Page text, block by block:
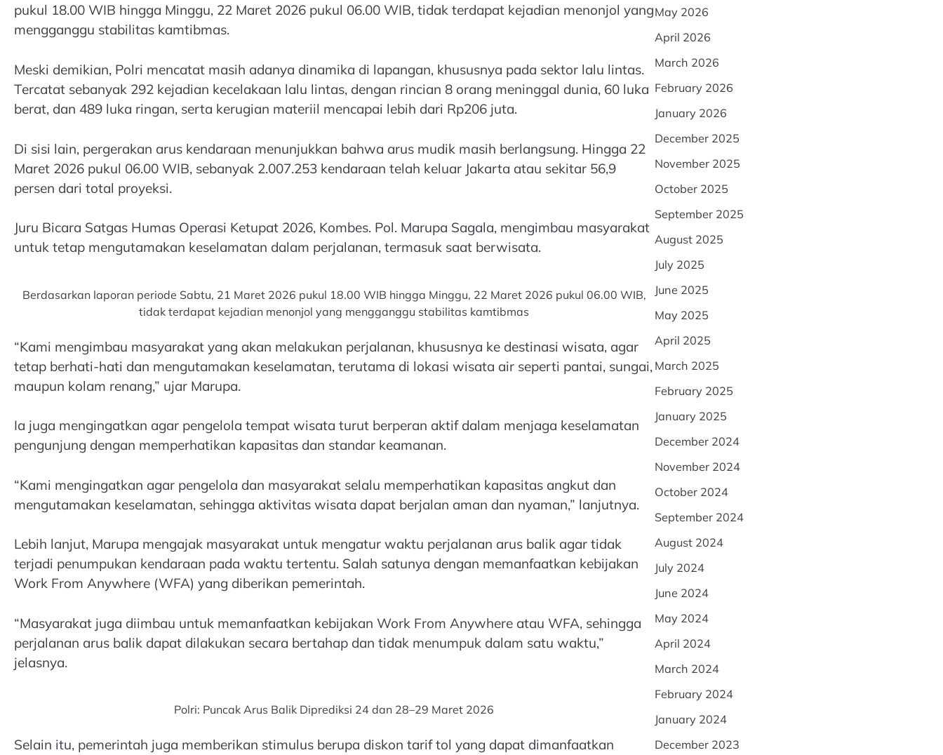
pukul 18.00 WIB hingga Minggu, 22 Maret 2026 pukul 06.00 WIB, tidak terdapat kejadian menonjol yang
mengganggu stabilitas kamtibmas.
Meski demikian, Polri mencatat masih adanya dinamika di lapangan, khususnya pada sektor lalu lintas.
Tercatat sebanyak 292 kejadian kecelakaan lalu lintas, dengan rincian 8 orang meninggal dunia, 60 luka
berat, dan 489 luka ringan, serta kerugian materiil mencapai lebih dari Rp206 juta.
Di sisi lain, pergerakan arus kendaraan menunjukkan bahwa arus mudik masih berlangsung. Hingga 22
Maret 2026 pukul 06.00 WIB, sebanyak 2.007.253 kendaraan telah keluar Jakarta atau sekitar 56,9
persen dari total proyeksi.
Juru Bicara Satgas Humas Operasi Ketupat 2026, Kombes. Pol. Marupa Sagala, mengimbau masyarakat
untuk tetap mengutamakan keselamatan dalam perjalanan, termasuk saat berwisata.
Berdasarkan laporan periode Sabtu, 21 Maret 2026 pukul 18.00 WIB hingga Minggu, 22 Maret 2026 pukul 06.00 WIB,
tidak terdapat kejadian menonjol yang mengganggu stabilitas kamtibmas
“Kami mengimbau masyarakat yang akan melakukan perjalanan, khususnya ke destinasi wisata, agar
tetap berhati-hati dan mengutamakan keselamatan, terutama di lokasi wisata air seperti pantai, sungai,
maupun kolam renang,” ujar Marupa.
Ia juga mengingatkan agar pengelola tempat wisata turut berperan aktif dalam menjaga keselamatan
pengunjung dengan memperhatikan kapasitas dan standar keamanan.
“Kami mengingatkan agar pengelola dan masyarakat selalu memperhatikan kapasitas angkut dan
mengutamakan keselamatan, sehingga aktivitas wisata dapat berjalan aman dan nyaman,” lanjutnya.
Lebih lanjut, Marupa mengajak masyarakat untuk mengatur waktu perjalanan arus balik agar tidak
terjadi penumpukan kendaraan pada waktu tertentu. Salah satunya dengan memanfaatkan kebijakan
Work From Anywhere (WFA) yang diberikan pemerintah.
“Masyarakat juga diimbau untuk memanfaatkan kebijakan Work From Anywhere atau WFA, sehingga
perjalanan arus balik dapat dilakukan secara bertahap dan tidak menumpuk dalam satu waktu,”
jelasnya.
Polri: Puncak Arus Balik Diprediksi 24 dan 28–29 Maret 2026
Selain itu, pemerintah juga memberikan stimulus berupa diskon tarif tol yang dapat dimanfaatkan
May 2026
April 2026
March 2026
February 2026
January 2026
December 2025
November 2025
October 2025
September 2025
August 2025
July 2025
June 2025
May 2025
April 2025
March 2025
February 2025
January 2025
December 2024
November 2024
October 2024
September 2024
August 2024
July 2024
June 2024
May 2024
April 2024
March 2024
February 2024
January 2024
December 2023